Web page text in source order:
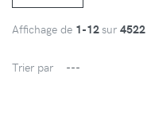
Affichage de 1-12sur 4522
Trier par